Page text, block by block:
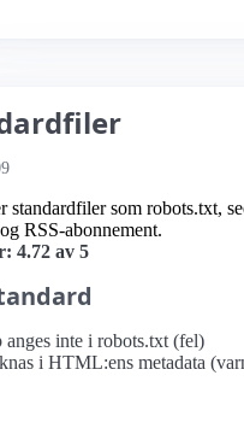
standardfiler som robots.txt,
RSS-abonnement.
4.72 av 5
anges inte i robots.txt (fel)
i HTML:ens metadata